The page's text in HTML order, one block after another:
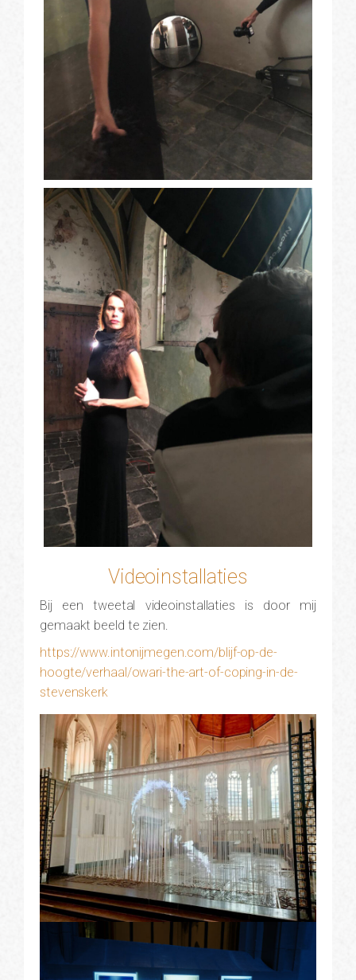
Videoinstallaties
Bij een tweetal videoinstallaties is door mij
gemaakt beeld te zien.
https://www.intonijmegen.com/blijf-op-de-
hoogte/verhaal/owari-the-art-of-coping-in-de-
stevenskerk